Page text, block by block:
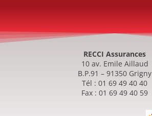
RECCI Assurances
10 av. Emile Aillaud
B.P.91 – 91350 Grigny
Tél : 01 69 49 40 40
Fax : 01 69 49 40 59